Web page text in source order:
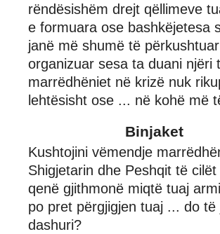
rëndësishëm drejt qëllimeve
e formuara ose bashkëjetesa
janë më shumë të
organizuar sesa ta duani njëri
marrëdhëniet në krizë nuk
lehtësisht ose ... në kohë më
Binjaket
Kushtojini vëmendje
Shigjetarin dhe Peshqit të cilët
qenë gjithmonë miqtë tuaj
po pret përgjigjen tuaj ... do të
dashuri?